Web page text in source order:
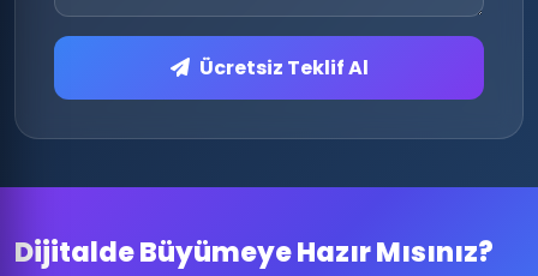
Ücretsiz Teklif Al
Dijitalde Büyümeye Hazır Mısınız?